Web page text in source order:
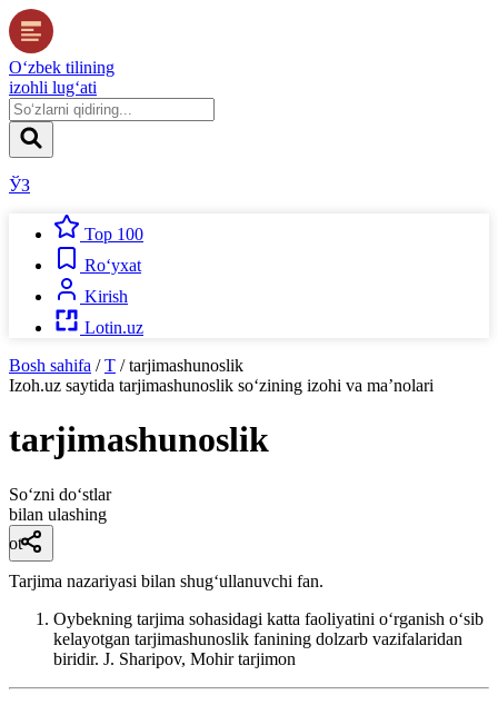
O‘zbek tilining
izohli lug‘ati
ЎЗ
Top 100
Ro‘yxat
Kirish
Lotin.uz
Bosh sahifa / T / tarjimashunoslik
Izoh.uz saytida tarjimashunoslik so‘zining izohi va ma’nolari
tarjimashunoslik
So‘zni do‘stlar
bilan ulashing
ot
Tarjima nazariyasi bilan shugʻullanuvchi fan.
Oybekning tarjima sohasidagi katta faoliyatini oʻrganish oʻsib
kelayotgan tarjimashunoslik fanining dolzarb vazifalaridan
biridir. J. Sharipov, Mohir tarjimon